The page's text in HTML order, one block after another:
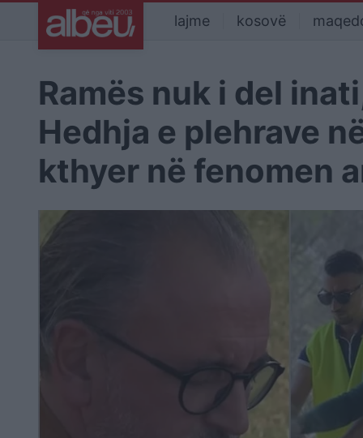
lajme kosovë
Ramës nuk i del
Hedhja e plehrave
kthyer në fenomen